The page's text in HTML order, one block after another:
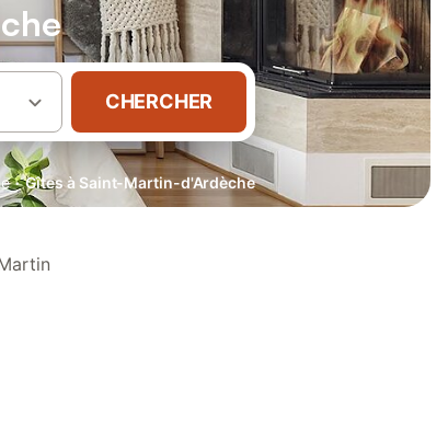
CHERCHER
· Gîtes à Saint-Martin-d'Ardèche